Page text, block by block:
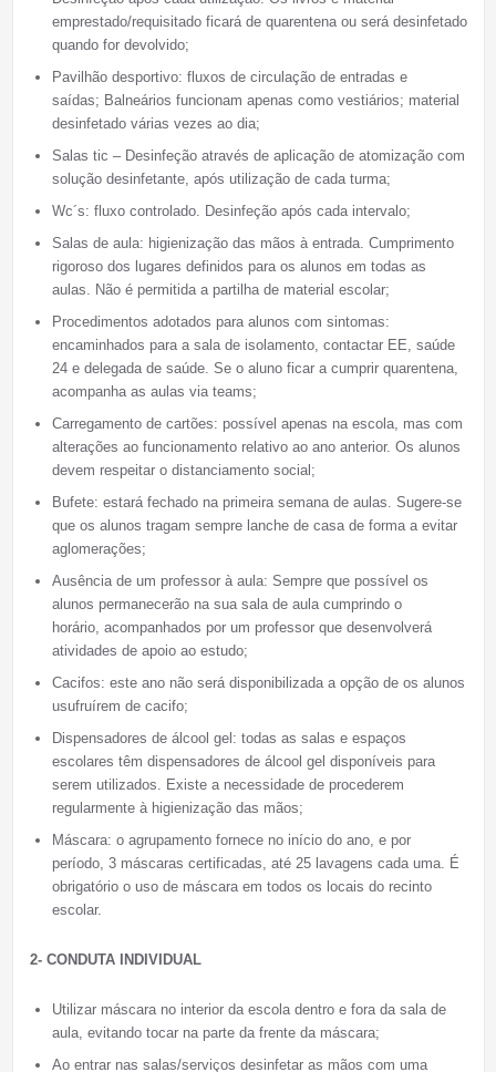
emprestado/requisitado ficará de quarentena ou será desinfetado
quando for devolvido;
Pavilhão desportivo: fluxos de circulação de entradas e
saídas; Balneários funcionam apenas como vestiários; material
desinfetado várias vezes ao dia;
Salas tic – Desinfeção através de aplicação de atomização com
solução desinfetante, após utilização de cada turma;
Wc´s: fluxo controlado. Desinfeção após cada intervalo;
Salas de aula: higienização das mãos à entrada. Cumprimento
rigoroso dos lugares definidos para os alunos em todas as
aulas. Não é permitida a partilha de material escolar;
Procedimentos adotados para alunos com sintomas:
encaminhados para a sala de isolamento, contactar EE, saúde
24 e delegada de saúde. Se o aluno ficar a cumprir quarentena,
acompanha as aulas via teams;
Carregamento de cartões: possível apenas na escola, mas com
alterações ao funcionamento relativo ao ano anterior. Os alunos
devem respeitar o distanciamento social;
Bufete: estará fechado na primeira semana de aulas. Sugere-se
que os alunos tragam sempre lanche de casa de forma a evitar
aglomerações;
Ausência de um professor à aula: Sempre que possível os
alunos permanecerão na sua sala de aula cumprindo o
horário, acompanhados por um professor que desenvolverá
atividades de apoio ao estudo;
Cacifos: este ano não será disponibilizada a opção de os alunos
usufruírem de cacifo;
Dispensadores de álcool gel: todas as salas e espaços
escolares têm dispensadores de álcool gel disponíveis para
serem utilizados. Existe a necessidade de procederem
regularmente à higienização das mãos;
Máscara: o agrupamento fornece no início do ano, e por
período, 3 máscaras certificadas, até 25 lavagens cada uma. É
obrigatório o uso de máscara em todos os locais do recinto
escolar.
2- CONDUTA INDIVIDUAL
Utilizar máscara no interior da escola dentro e fora da sala de
aula, evitando tocar na parte da frente da máscara;
Ao entrar nas salas/serviços desinfetar as mãos com uma